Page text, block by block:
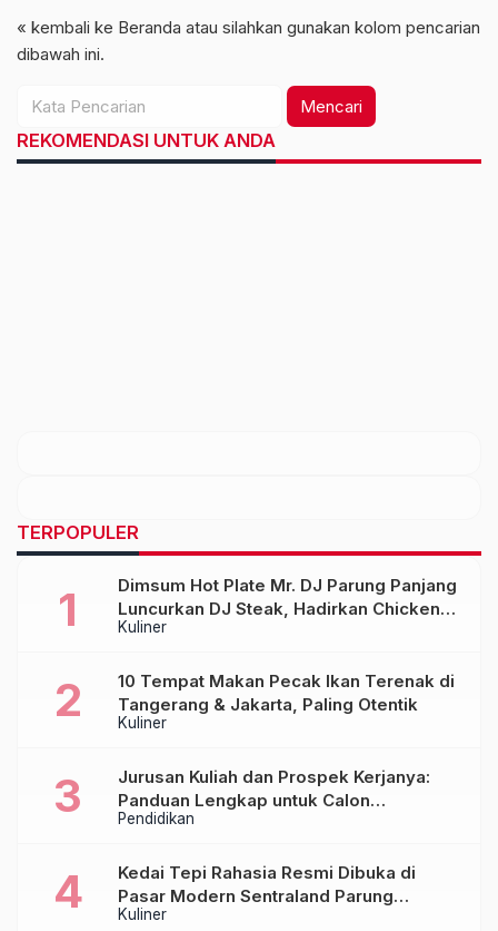
« kembali ke Beranda atau silahkan gunakan kolom pencarian
dibawah ini.
Mencari
REKOMENDASI UNTUK ANDA
TERPOPULER
Kuliner
Dimsum Hot Plate Mr. DJ Parung Panjang
Luncurkan DJ Steak, Hadirkan Chicken
Steak Orisinal di Atas Hot Plate
Kuliner
10 Tempat Makan Pecak Ikan Terenak di
Tangerang & Jakarta, Paling Otentik
Pendidikan
Jurusan Kuliah dan Prospek Kerjanya:
Panduan Lengkap untuk Calon
Mahasiswa
Kuliner
Kedai Tepi Rahasia Resmi Dibuka di
Pasar Modern Sentraland Parung
Panjang, Hadirkan Sambal Rempah